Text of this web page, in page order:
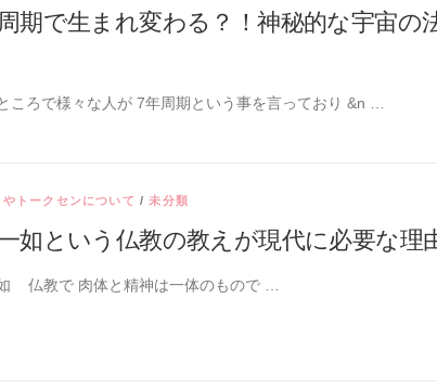
期で生まれ変わる？！神秘的な宇宙の
ころで様々な人が 7年周期という事を言っており &n …
トークセンについて /未分類
如という仏教の教えが現代に必要な理
仏教で 肉体と精神は一体のもので …